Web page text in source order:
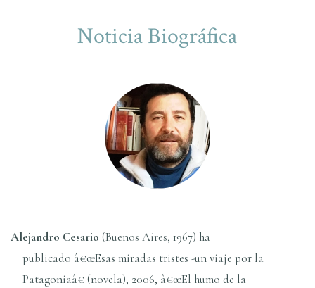
Noticia Biográfica
Alejandro Cesario (Buenos Aires, 1967) ha
publicado â€œEsas miradas tristes -un viaje por la
Patagoniaâ€ (novela), 2006, â€œEl humo de la